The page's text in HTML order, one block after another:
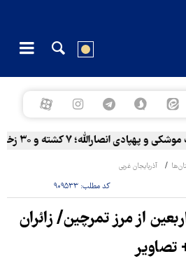
انصارالله؛ ۷ کشته و ۳۰ زخمی
آذربایجان غربی
کد مطلب:۹۰۹۵۳۳
از مرز تمرچین/ زائران